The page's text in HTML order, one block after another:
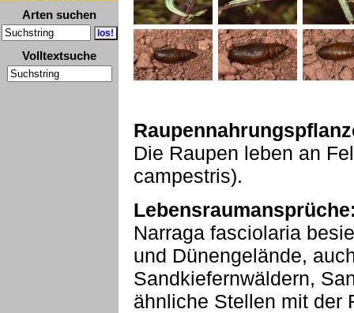
Arten suchen
Volltextsuche
Die Raupen leben an
campestris).
Narraga fasciolaria
und Dünengelände,
Sandkiefernwäldern,
ähnliche Stellen mit der